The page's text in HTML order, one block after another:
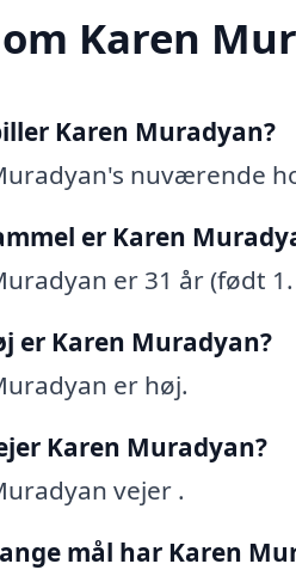
om Karen
Karen Muradyan?
nuværende
er Karen
er 31 år (født
er Karen Muradyan?
er høj.
Karen Muradyan?
vejer .
mål har Karen